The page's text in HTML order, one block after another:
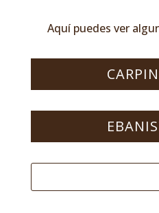
Aquí puedes ver